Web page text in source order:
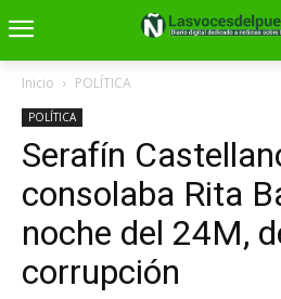
Inicio POLÍTICA
POLÍTICA
Serafín
consolaba Rita
noche del 24M,
corrupción